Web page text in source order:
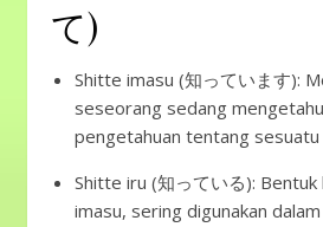
て)
Shitte imasu (知っています):
seseorang sedang
pengetahuan tentang sesuatu
Shitte iru (知っている):
imasu, sering digunakan